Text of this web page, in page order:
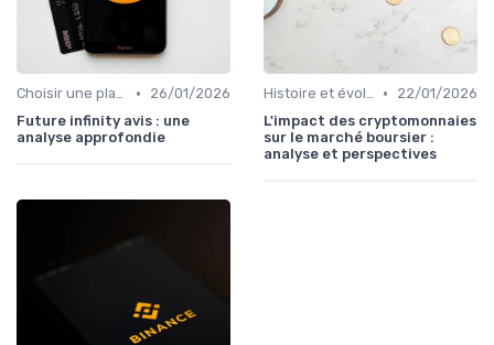
Choisir une plateforme d'échange •
26/01/2026
Future infinity avis : une
analyse approfondie
Histoire et évolution du marché des cryptos •
22/01/2026
L'impact des cryptomonnaies
sur le marché boursier :
analyse et perspectives